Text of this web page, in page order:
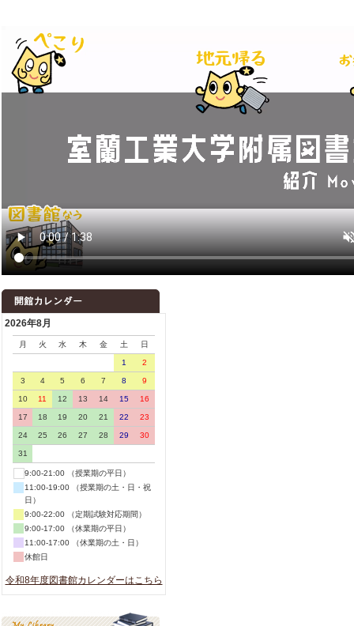
2026年8月
月 火 水 木 金 土 日
1 2
3 4 5 6 7 8 9
10 11 12 13 14 15 16
17 18 19 20 21 22 23
24 25 26 27 28 29 30
31
9:00-21:00 （授業期の平日）
11:00-19:00 （授業期の土・日・祝
日）
9:00-22:00 （定期試験対応期間）
9:00-17:00 （休業期の平日）
11:00-17:00 （休業期の土・日）
休館日
令和8年度図書館カレンダーはこちら